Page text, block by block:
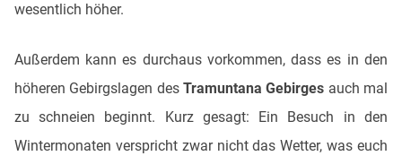
wesentlich höher.
Außerdem kann es durchaus vorkommen, dass es in den
höheren Gebirgslagen des Tramuntana Gebirges auch mal
zu schneien beginnt. Kurz gesagt: Ein Besuch in den
Wintermonaten verspricht zwar nicht das Wetter, was euch